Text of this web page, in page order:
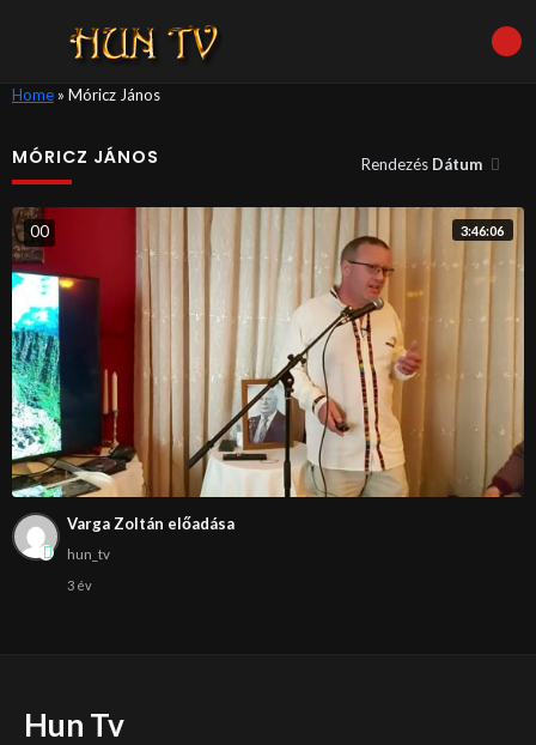
Home» Móricz János
MÓRICZ JÁNOS Rendezés Dátum
3:46:06
00
Varga Zoltán előadása
hun_tv
3 év
Hun Tv